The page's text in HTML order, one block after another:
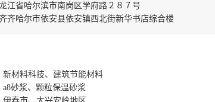
省哈尔滨市南岗区学府路２８７号
哈尔市依安县依安镇西北街新华书店综合楼
材料科技、建筑节能材料
砂浆、颗粒保温砂浆